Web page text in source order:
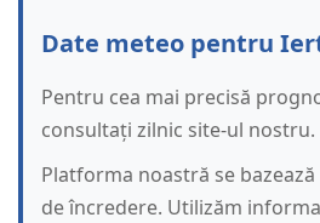
Date meteo pentru
Pentru cea mai precisă
consultați zilnic site-ul nostru.
Platforma noastră se
de încredere. Utilizăm